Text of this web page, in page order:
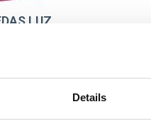
Details
LUZ